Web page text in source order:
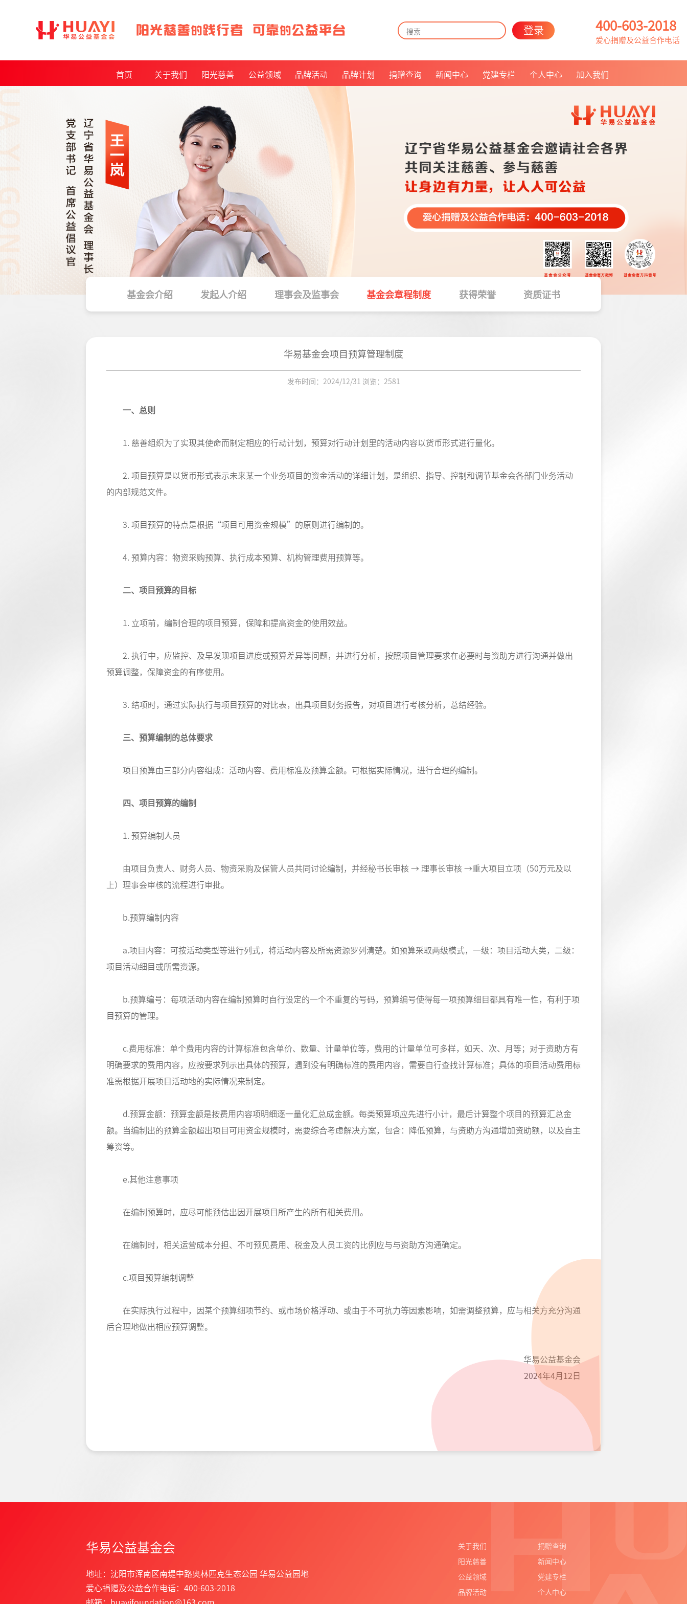
登录 400-603-2018
爱心捐赠及公益合作电话
首页 关于我们
发起人介绍
理事会及监事会
基金会章程制度
资质证书
阳光慈善
月度报告
审计报告
公开采购及招募
公益领域
救病助医
美好社区
乡村振兴
公益倡导
赋能发展
生态环保
应急救灾
社区基金
品牌活动 品牌计划
月来越有爱
公益倡议官
我是华易人
捐赠查询
抵扣说明
新闻中心 党建专栏 个人中心 加入我们
人员招聘
基金会介绍 发起人介绍 理事会及监事会 基金会章程制度 获得荣誉 资质证书
华易基金会项目预算管理制度
发布时间：2024/12/31 浏览：2581
一、总则
1. 慈善组织为了实现其使命而制定相应的行动计划，预算对行动计划里的活动内容以货币形式进行量化。
2. 项目预算是以货币形式表示未来某一个业务项目的资金活动的详细计划，是组织、指导、控制和调节基金会各部门业务活动
的内部规范文件。
3. 项目预算的特点是根据“项目可用资金规模”的原则进行编制的。
4. 预算内容：物资采购预算、执行成本预算、机构管理费用预算等。
二、项目预算的目标
1. 立项前，编制合理的项目预算，保障和提高资金的使用效益。
2. 执行中，应监控、及早发现项目进度或预算差异等问题，并进行分析，按照项目管理要求在必要时与资助方进行沟通并做出
预算调整，保障资金的有序使用。
3. 结项时，通过实际执行与项目预算的对比表，出具项目财务报告，对项目进行考核分析，总结经验。
三、预算编制的总体要求
项目预算由三部分内容组成：活动内容、费用标准及预算金额。可根据实际情况，进行合理的编制。
四、项目预算的编制
1. 预算编制人员
由项目负责人、财务人员、物资采购及保管人员共同讨论编制，并经秘书长审核 → 理事长审核 →重大项目立项（50万元及以
上）理事会审核的流程进行审批。
b.预算编制内容
a.项目内容：可按活动类型等进行列式，将活动内容及所需资源罗列清楚。如预算采取两级模式，一级：项目活动大类，二级：
项目活动细目或所需资源。
b.预算编号：每项活动内容在编制预算时自行设定的一个不重复的号码，预算编号使得每一项预算细目都具有唯一性，有利于项
目预算的管理。
c.费用标准：单个费用内容的计算标准包含单价、数量、计量单位等，费用的计量单位可多样，如天、次、月等；对于资助方有
明确要求的费用内容，应按要求列示出具体的预算，遇到没有明确标准的费用内容，需要自行查找计算标准；具体的项目活动费用标
准需根据开展项目活动地的实际情况来制定。
d.预算金额：预算金额是按费用内容项明细逐一量化汇总成金额。每类预算项应先进行小计，最后计算整个项目的预算汇总金
额。当编制出的预算金额超出项目可用资金规模时，需要综合考虑解决方案，包含：降低预算，与资助方沟通增加资助额，以及自主
筹资等。
e.其他注意事项
在编制预算时，应尽可能预估出因开展项目所产生的所有相关费用。
在编制时，相关运营成本分担、不可预见费用、税金及人员工资的比例应与与资助方沟通确定。
c.项目预算编制调整
在实际执行过程中，因某个预算细项节约、或市场价格浮动、或由于不可抗力等因素影响，如需调整预算，应与相关方充分沟通
后合理地做出相应预算调整。
华易公益基金会
2024年4月12日
华易公益基金会
地址：沈阳市浑南区南堤中路奥林匹克生态公园 华易公益园地
爱心捐赠及公益合作电话：400-603-2018
关于我们
阳光慈善
公益领域
品牌活动
捐赠查询
新闻中心
党建专栏
个人中心